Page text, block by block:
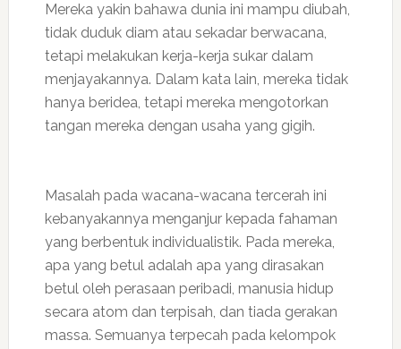
Mereka yakin bahawa dunia ini mampu diubah,
tidak duduk diam atau sekadar berwacana,
tetapi melakukan kerja-kerja sukar dalam
menjayakannya. Dalam kata lain, mereka tidak
hanya beridea, tetapi mereka mengotorkan
tangan mereka dengan usaha yang gigih.
Masalah pada wacana-wacana tercerah ini
kebanyakannya menganjur kepada fahaman
yang berbentuk individualistik. Pada mereka,
apa yang betul adalah apa yang dirasakan
betul oleh perasaan peribadi, manusia hidup
secara atom dan terpisah, dan tiada gerakan
massa. Semuanya terpecah pada kelompok